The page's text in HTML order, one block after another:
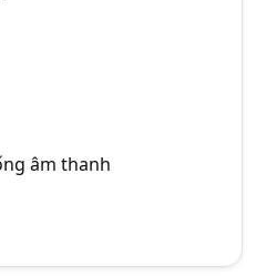
âm thanh